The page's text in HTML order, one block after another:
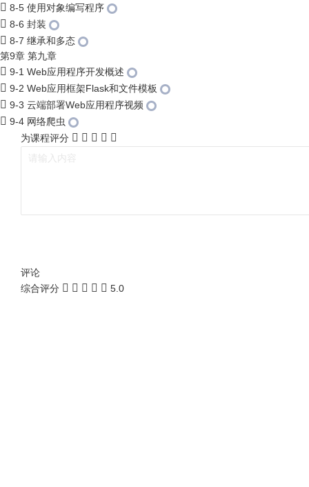
8-5 使用对象编写程序
8-6 封装
8-7 继承和多态
第9章 第九章
9-1 Web应用程序开发概述
9-2 Web应用框架Flask和文件模板
9-3 云端部署Web应用程序视频
9-4 网络爬虫
为课程评分
评论
综合评分
5.0